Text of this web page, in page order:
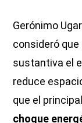
Gerónimo
consideró
sustantiva el
reduce
que el
choque